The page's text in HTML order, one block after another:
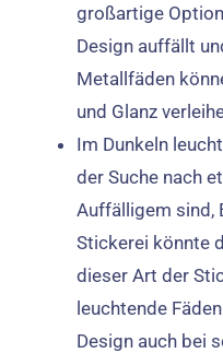
großartige
Design auffällt
Metallfäden
und Glanz
Im Dunkeln
der Suche nach
Auffälligem sind,
Stickerei könnte
dieser Art der
leuchtende
Design auch bei